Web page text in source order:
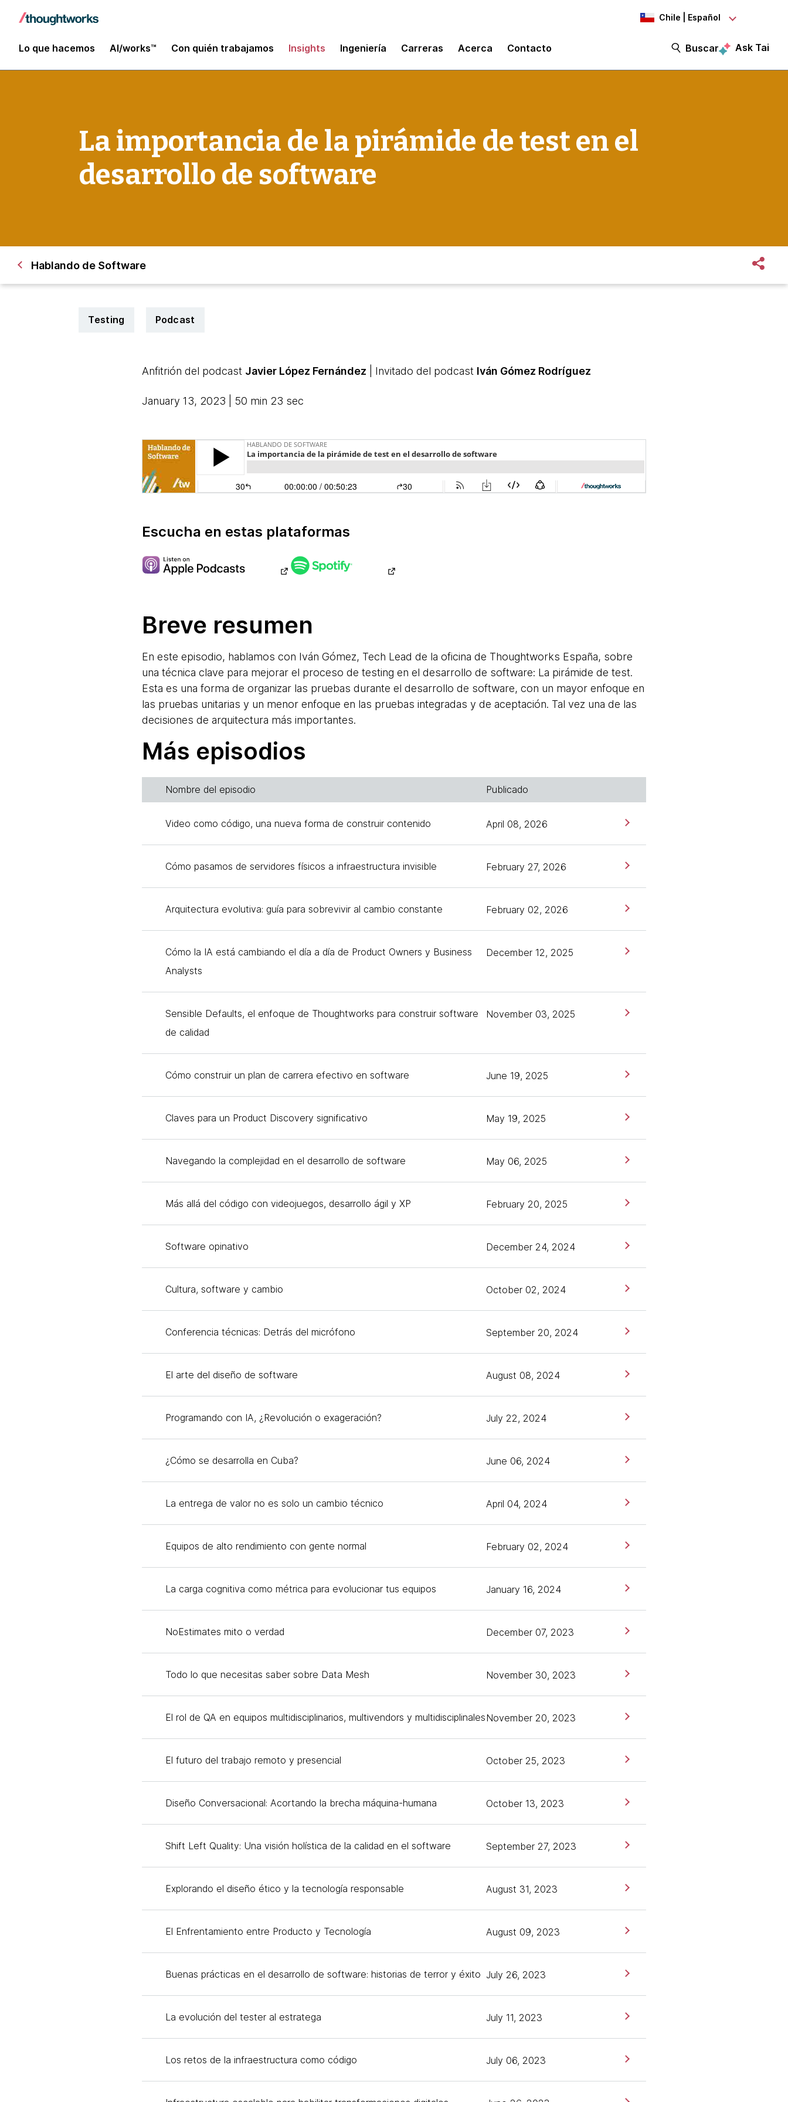
Chile | Español
Lo que hacemos AI/works™ Con quién trabajamos Insights Ingeniería Carreras Acerca Contacto Buscar Ask Tai
La importancia de la pirámide de test en el
desarrollo de software
Hablando de Software
Testing Podcast
Anfitrión del podcast Javier López Fernández | Invitado del podcast Iván Gómez Rodríguez
January 13, 2023 | 50 min 23 sec
Escucha en estas plataformas
Breve resumen
En este episodio, hablamos con Iván Gómez, Tech Lead de la oficina de Thoughtworks España, sobre
una técnica clave para mejorar el proceso de testing en el desarrollo de software: La pirámide de test.
Esta es una forma de organizar las pruebas durante el desarrollo de software, con un mayor enfoque en
las pruebas unitarias y un menor enfoque en las pruebas integradas y de aceptación. Tal vez una de las
decisiones de arquitectura más importantes.
Más episodios
Nombre del episodio Publicado
Video como código, una nueva forma de construir contenido April 08, 2026
Cómo pasamos de servidores físicos a infraestructura invisible February 27, 2026
Arquitectura evolutiva: guía para sobrevivir al cambio constante February 02, 2026
Cómo la IA está cambiando el día a día de Product Owners y Business
Analysts
December 12, 2025
Sensible Defaults, el enfoque de Thoughtworks para construir software
de calidad
November 03, 2025
Cómo construir un plan de carrera efectivo en software June 19, 2025
Claves para un Product Discovery significativo May 19, 2025
Navegando la complejidad en el desarrollo de software May 06, 2025
Más allá del código con videojuegos, desarrollo ágil y XP February 20, 2025
Software opinativo December 24, 2024
Cultura, software y cambio October 02, 2024
Conferencia técnicas: Detrás del micrófono September 20, 2024
El arte del diseño de software August 08, 2024
Programando con IA, ¿Revolución o exageración? July 22, 2024
¿Cómo se desarrolla en Cuba? June 06, 2024
La entrega de valor no es solo un cambio técnico April 04, 2024
Equipos de alto rendimiento con gente normal February 02, 2024
La carga cognitiva como métrica para evolucionar tus equipos January 16, 2024
NoEstimates mito o verdad December 07, 2023
Todo lo que necesitas saber sobre Data Mesh November 30, 2023
El rol de QA en equipos multidisciplinarios, multivendors y multidisciplinalesNovember 20, 2023
El futuro del trabajo remoto y presencial October 25, 2023
Diseño Conversacional: Acortando la brecha máquina-humana October 13, 2023
Shift Left Quality: Una visión holística de la calidad en el software September 27, 2023
Explorando el diseño ético y la tecnología responsable August 31, 2023
El Enfrentamiento entre Producto y Tecnología August 09, 2023
Buenas prácticas en el desarrollo de software: historias de terror y éxito July 26, 2023
La evolución del tester al estratega July 11, 2023
Los retos de la infraestructura como código July 06, 2023